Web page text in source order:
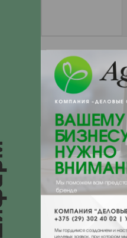
+ 375
e-mail:
210033, , , ,
офис 114
Отзывы